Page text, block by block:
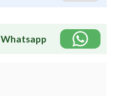
Whatsapp